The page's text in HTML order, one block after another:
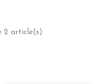
2 article(s)